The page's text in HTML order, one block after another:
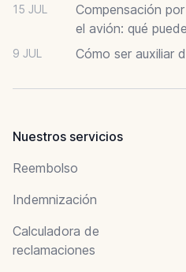
15 JUL
Compensación
el avión: qué
9 JUL Cómo ser auxiliar
Nuestros servicios
Reembolso
Indemnización
Calculadora de
reclamaciones